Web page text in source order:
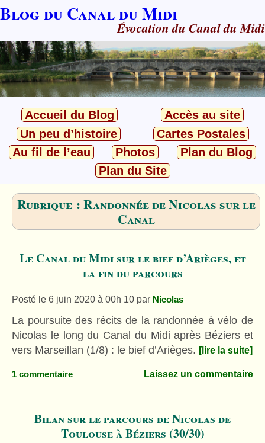
Blog du Canal du Midi
Évocation du Canal du Midi
Accueil du Blog
Accès au site
Un peu d’histoire
Cartes Postales
Au fil de l’eau
Photos
Plan du Blog
Plan du Site
Rubrique : Randonnée de Nicolas sur le
Canal
Le Canal du Midi sur le bief d’Arièges, et
la fin du parcours
Posté le 6 juin 2020 à 00h 10 par Nicolas
La poursuite des récits de la randonnée à vélo de
Nicolas le long du Canal du Midi après Béziers et
vers Marseillan (1/8) : le bief d’Arièges. [lire la suite]
1 commentaire Laissez un commentaire
Bilan sur le parcours de Nicolas de
Toulouse à Béziers (30/30)